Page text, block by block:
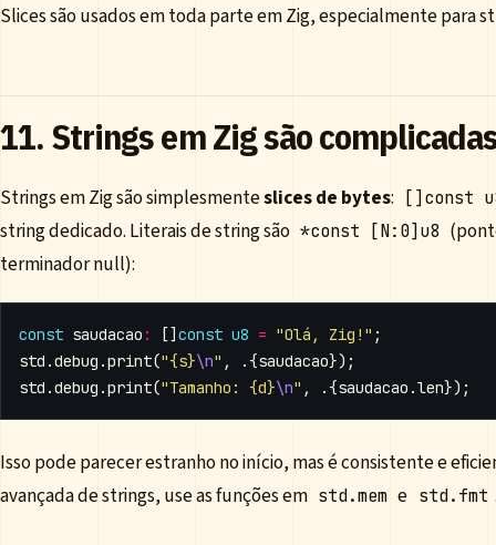
Slices são usados em toda parte em Zig, especialmente para
11. Strings em Zig são
Strings em Zig são simplesmenteslices de bytes: []const
string dedicado. Literais de string são *const [N:0]u8
terminador null):
const saudacao : [] const u8 = "Olá, Zig!" ;
std .debug .print("{s}\n" , .{saudacao});
std .debug .print("Tamanho: {d}\n" , .{saudacao .len});
Isso pode parecer estranho no início, mas é consistente e
avançada de strings, use as funções em std.mem e std.fmt